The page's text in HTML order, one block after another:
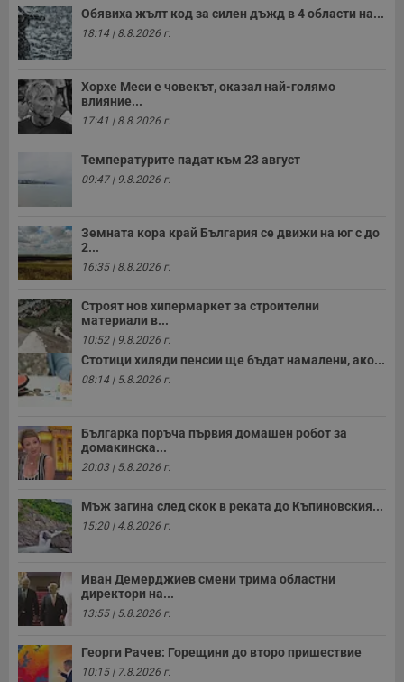
Обявиха жълт код за силен дъжд в 4 области на...
18:14 | 8.8.2026 г.
Хорхе Меси е човекът, оказал най-голямо
влияние...
17:41 | 8.8.2026 г.
Температурите падат към 23 август
09:47 | 9.8.2026 г.
Земната кора край България се движи на юг с до
2...
16:35 | 8.8.2026 г.
Строят нов хипермаркет за строителни
материали в...
10:52 | 9.8.2026 г.
Стотици хиляди пенсии ще бъдат намалени, ако...
08:14 | 5.8.2026 г.
Българка поръча първия домашен робот за
домакинска...
20:03 | 5.8.2026 г.
Мъж загина след скок в реката до Къпиновския...
15:20 | 4.8.2026 г.
Иван Демерджиев смени трима областни
директори на...
13:55 | 5.8.2026 г.
Георги Рачев: Горещини до второ пришествие
10:15 | 7.8.2026 г.